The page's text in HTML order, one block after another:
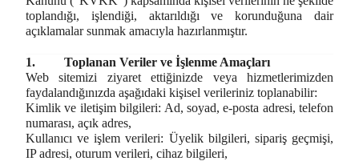
toplandığı, işlendiği, aktarıldığı ve korunduğuna dair
açıklamalar sunmak amacıyla hazırlanmıştır.
1.
Toplanan Veriler ve İşlenme Amaçları
Web sitemizi ziyaret ettiğinizde veya hizmetlerimizden
faydalandığınızda aşağıdaki kişisel verileriniz toplanabilir:
Kimlik ve iletişim bilgileri: Ad, soyad, e-posta adresi, telefon
numarası, açık adres,
Kullanıcı ve işlem verileri: Üyelik bilgileri, sipariş geçmişi,
IP adresi, oturum verileri, cihaz bilgileri,